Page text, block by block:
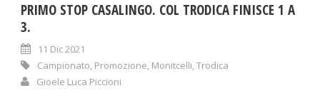
PRIMO STOP CASALINGO. COL TRODICA FINISCE 1 A
3.
11 Dic 2021
Campionato, Promozione, Monitcelli,Trodica
Gioele Luca Piccioni